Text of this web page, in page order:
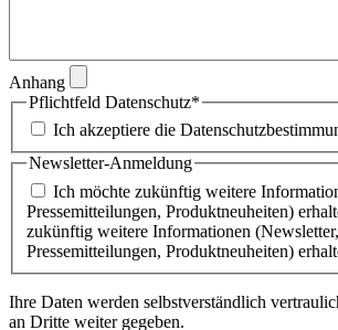
Anhang
Pflichtfeld Datenschutz*
Ich akzeptiere die
Newsletter-Anmeldung
Ich möchte zukünftig weitere
Pressemitteilungen, Produktneuheiten)
zukünftig weitere Informationen (Newsletter,
Pressemitteilungen, Produktneuheiten)
Ihre Daten werden selbstverständlich
an Dritte weiter gegeben.